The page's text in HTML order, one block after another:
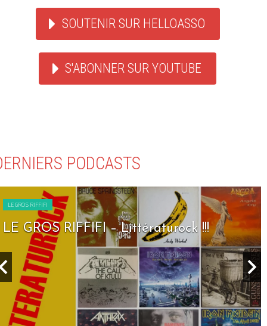
SOUTENIR SUR HELLOASSO
S'ABONNER SUR YOUTUBE
PODCASTS
LE GROS RIFFIFI
LE GROS RIFFIFI – Littératurock !!!